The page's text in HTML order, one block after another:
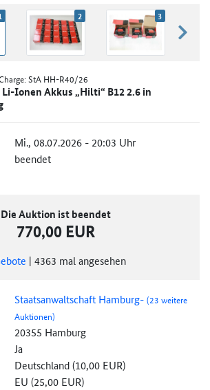
2 3
StA HH-R40/26
Ionen Akkus „Hilti“ B12 2.6 in
Mi., 08.07.2026 - 20:03 Uhr
beendet
Die Auktion ist beendet
770,00 EUR
| 4363 mal angesehen
Staatsanwaltschaft Hamburg-(23 weitere
Auktionen)
20355 Hamburg
Ja
Deutschland (10,00 EUR)
EU (25,00 EUR)